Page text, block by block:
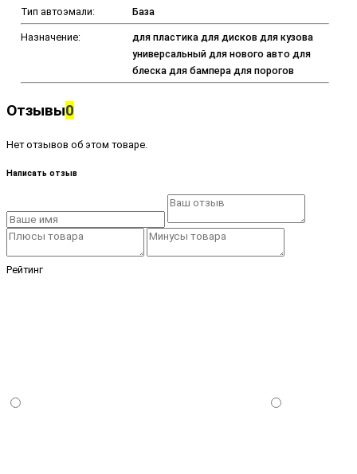
Тип автоэмали: База
Назначение:
для пластика для дисков для кузова
универсальный для нового авто для
блеска для бампера для порогов
Отзывы0
Нет отзывов об этом товаре.
Написать отзыв
Рейтинг